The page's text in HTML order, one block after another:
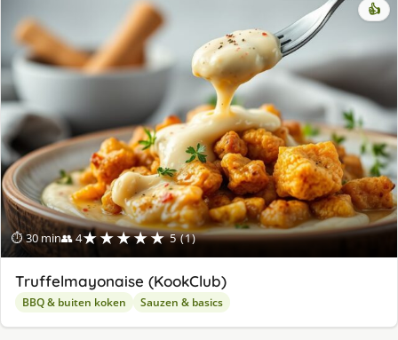
⏱ 30 min👥 4★★★★★ 5 (1)
👍
Truffelmayonaise (KookClub)
BBQ & buiten koken Sauzen & basics